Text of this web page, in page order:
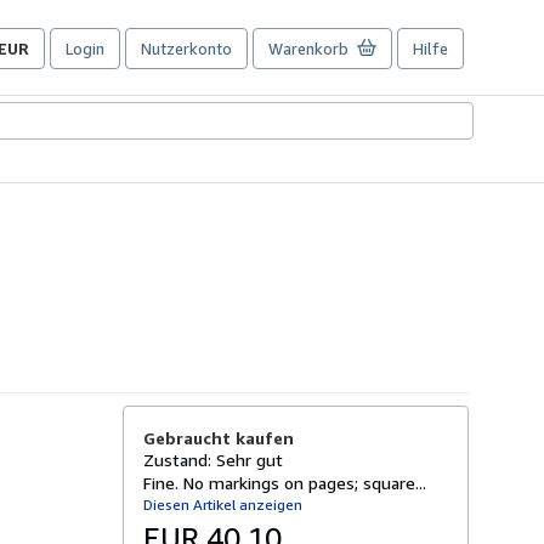
EUR
Login Nutzerkonto Warenkorb Hilfe
Gebraucht kaufen
Zustand: Sehr gut
Fine. No markings on pages; square...
Diesen Artikel anzeigen